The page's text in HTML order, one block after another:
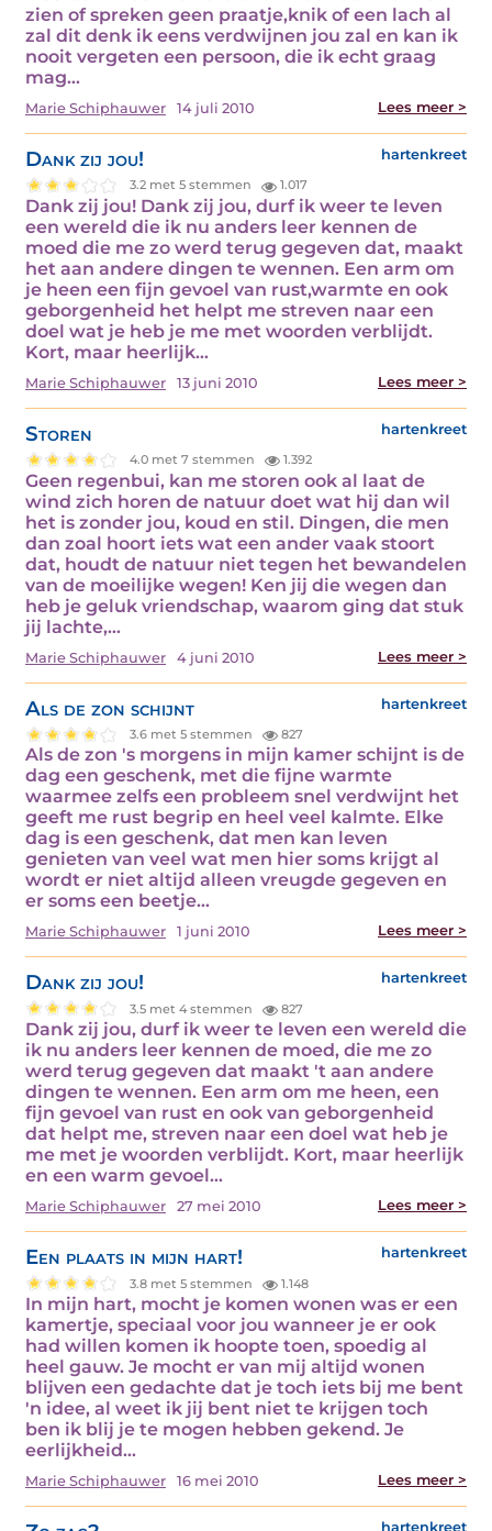
zien of spreken geen praatje,knik of een lach al
zal dit denk ik eens verdwijnen jou zal en kan ik
nooit vergeten een persoon, die ik echt graag
mag…
Marie Schiphauwer 14 juli 2010 Lees meer >
Dank zij jou! hartenkreet
3.2 met 5 stemmen 1.017
Dank zij jou! Dank zij jou, durf ik weer te leven
een wereld die ik nu anders leer kennen de
moed die me zo werd terug gegeven dat, maakt
het aan andere dingen te wennen. Een arm om
je heen een fijn gevoel van rust,warmte en ook
geborgenheid het helpt me streven naar een
doel wat je heb je me met woorden verblijdt.
Kort, maar heerlijk…
Marie Schiphauwer 13 juni 2010 Lees meer >
Storen hartenkreet
4.0 met 7 stemmen 1.392
Geen regenbui, kan me storen ook al laat de
wind zich horen de natuur doet wat hij dan wil
het is zonder jou, koud en stil. Dingen, die men
dan zoal hoort iets wat een ander vaak stoort
dat, houdt de natuur niet tegen het bewandelen
van de moeilijke wegen! Ken jij die wegen dan
heb je geluk vriendschap, waarom ging dat stuk
jij lachte,…
Marie Schiphauwer 4 juni 2010 Lees meer >
Als de zon schijnt hartenkreet
3.6 met 5 stemmen 827
Als de zon 's morgens in mijn kamer schijnt is de
dag een geschenk, met die fijne warmte
waarmee zelfs een probleem snel verdwijnt het
geeft me rust begrip en heel veel kalmte. Elke
dag is een geschenk, dat men kan leven
genieten van veel wat men hier soms krijgt al
wordt er niet altijd alleen vreugde gegeven en
er soms een beetje…
Marie Schiphauwer 1 juni 2010 Lees meer >
Dank zij jou! hartenkreet
3.5 met 4 stemmen 827
Dank zij jou, durf ik weer te leven een wereld die
ik nu anders leer kennen de moed, die me zo
werd terug gegeven dat maakt 't aan andere
dingen te wennen. Een arm om me heen, een
fijn gevoel van rust en ook van geborgenheid
dat helpt me, streven naar een doel wat heb je
me met je woorden verblijdt. Kort, maar heerlijk
en een warm gevoel…
Marie Schiphauwer 27 mei 2010 Lees meer >
Een plaats in mijn hart! hartenkreet
3.8 met 5 stemmen 1.148
In mijn hart, mocht je komen wonen was er een
kamertje, speciaal voor jou wanneer je er ook
had willen komen ik hoopte toen, spoedig al
heel gauw. Je mocht er van mij altijd wonen
blijven een gedachte dat je toch iets bij me bent
'n idee, al weet ik jij bent niet te krijgen toch
ben ik blij je te mogen hebben gekend. Je
eerlijkheid…
Marie Schiphauwer 16 mei 2010 Lees meer >
hartenkreet